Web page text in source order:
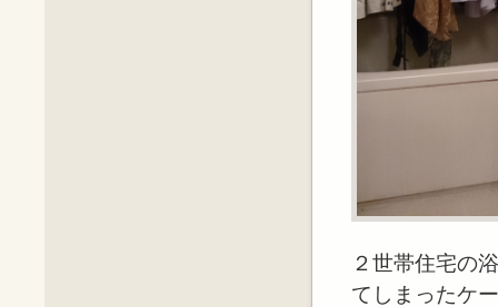
２世帯住宅の
てしまったケ